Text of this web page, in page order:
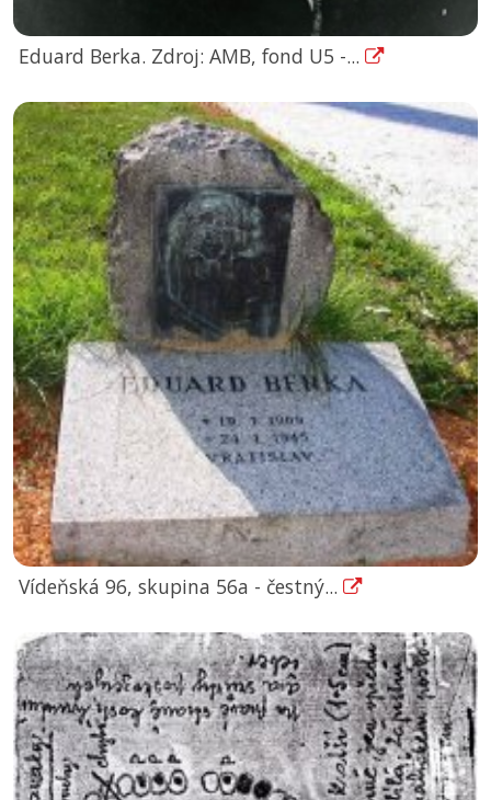
Eduard Berka. Zdroj: AMB, fond U5 -...
Vídeňská 96, skupina 56a - čestný...